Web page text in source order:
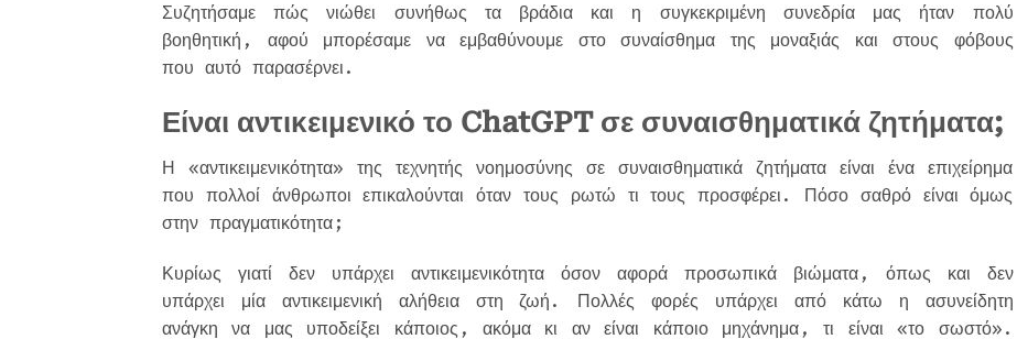
Συζητήσαμε πώς νιώθει συνήθως τα βράδια και η συγκεκριμένη συνεδρία μας ήταν πολύ
βοηθητική, αφού μπορέσαμε να εμβαθύνουμε στο συναίσθημα της μοναξιάς και στους φόβους
που αυτό παρασέρνει.
Είναι αντικειμενικό το ChatGPT σε συναισθηματικά ζητήματα;
Η «αντικειμενικότητα» της τεχνητής νοημοσύνης σε συναισθηματικά ζητήματα είναι ένα επιχείρημα
που πολλοί άνθρωποι επικαλούνται όταν τους ρωτώ τι τους προσφέρει. Πόσο σαθρό είναι όμως
στην πραγματικότητα;
Κυρίως γιατί δεν υπάρχει αντικειμενικότητα όσον αφορά προσωπικά βιώματα, όπως και δεν
υπάρχει μία αντικειμενική αλήθεια στη ζωή. Πολλές φορές υπάρχει από κάτω η ασυνείδητη
ανάγκη να μας υποδείξει κάποιος, ακόμα κι αν είναι κάποιο μηχάνημα, τι είναι «το σωστό».